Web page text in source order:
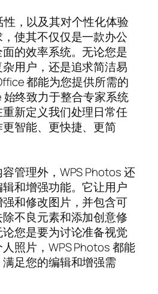
性，以及其对个性化体验
使其不仅仅是一款办公
的效率系统。无论您是
用户，还是追求简洁易
都能为您提供所需的
始终致力于整合专家系统
新定义我们处理日常任
智能、更快捷、更简
管理外，WPS Photos 还
和增强功能。它让用户
和修改图片，并包含可
不良元素和添加创意修
您是要为讨论准备视觉
照片，WPS Photos 都能
足您的编辑和增强需